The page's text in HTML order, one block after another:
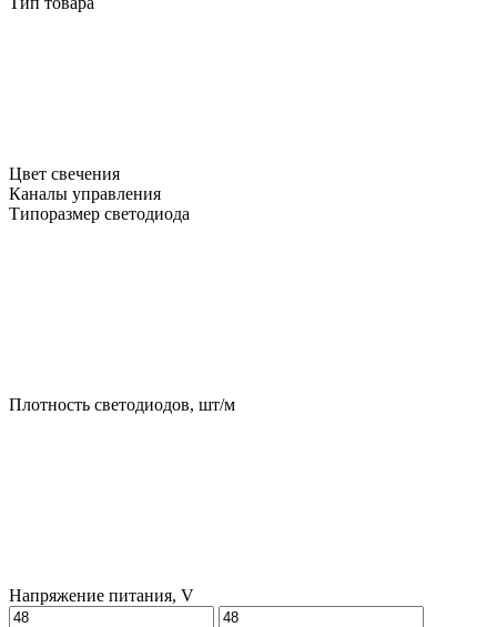
Цвет свечения
Каналы управления
Типоразмер светодиода
Плотность светодиодов, шт/м
Напряжение питания, V